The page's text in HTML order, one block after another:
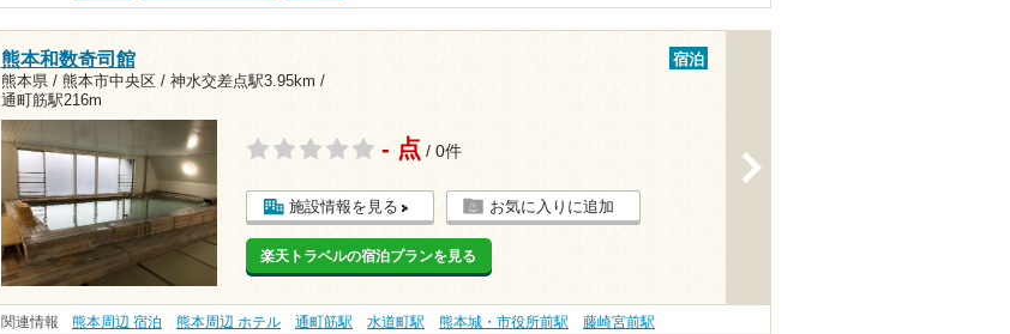
熊本和数奇司館
熊本県 / 熊本市中央区 / 神水交差点駅3.95km /
通町筋駅216m
宿泊
- 点 / 0件
施設情報を見る お気に入りに追加
楽天トラベルの宿泊プランを見る
関連情報 熊本周辺 宿泊 熊本周辺 ホテル 通町筋駅 水道町駅 熊本城・市役所前駅 藤崎宮前駅